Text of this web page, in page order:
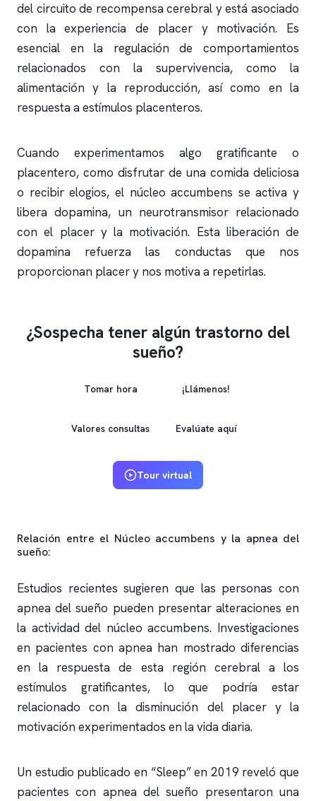
del circuito de recompensa cerebral y está asociado
con la experiencia de placer y motivación. Es
esencial en la regulación de comportamientos
relacionados con la supervivencia, como la
alimentación y la reproducción, así como en la
respuesta a estímulos placenteros.
Cuando experimentamos algo gratificante o
placentero, como disfrutar de una comida deliciosa
o recibir elogios, el núcleo accumbens se activa y
libera dopamina, un neurotransmisor relacionado
con el placer y la motivación. Esta liberación de
dopamina refuerza las conductas que nos
proporcionan placer y nos motiva a repetirlas.
¿Sospecha tener algún trastorno del
sueño?
Tomar hora ¡Llámenos!
Valores consultas Evalúate aquí
Tour virtual
Relación entre el Núcleo accumbens y la apnea del
sueño:
Estudios recientes sugieren que las personas con
apnea del sueño pueden presentar alteraciones en
la actividad del núcleo accumbens. Investigaciones
en pacientes con apnea han mostrado diferencias
en la respuesta de esta región cerebral a los
estímulos gratificantes, lo que podría estar
relacionado con la disminución del placer y la
motivación experimentados en la vida diaria.
Un estudio publicado en “Sleep” en 2019 reveló que
pacientes con apnea del sueño presentaron una